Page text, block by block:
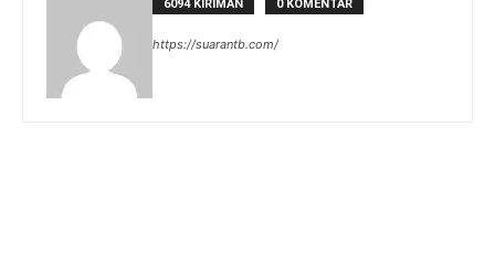
6094 KIRIMAN 0 KOMENTAR
https://suarantb.com/